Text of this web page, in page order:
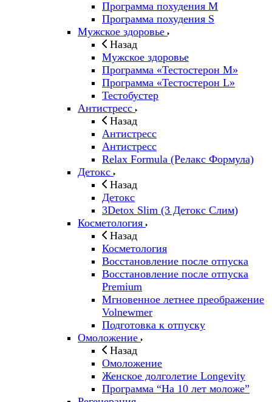
Программа похудения M
Программа похудения S
Мужское здоровье
Назад
Мужское здоровье
Программа «Тестостерон M»
Программа «Тестостерон L»
Тестобустер
Антистресс
Назад
Антистресс
Антистресс
Relax Formula (Релакс Формула)
Детокс
Назад
Детокс
3Detox Slim (3 Детокс Слим)
Косметология
Назад
Косметология
Восстановление после отпуска
Восстановление после отпуска
Premium
Мгновенное летнее преображение
Volnewmer
Подготовка к отпуску
Омоложение
Назад
Омоложение
Женское долголетие Longevity
Программа “На 10 лет моложе”